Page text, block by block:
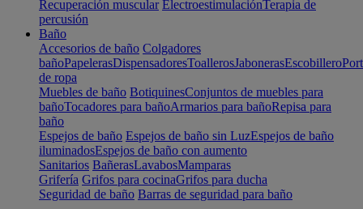
Recuperación muscular ElectroestimulaciónTerapia de
percusión
Baño
Accesorios de baño Colgadores
bañoPapelerasDispensadoresToallerosJabonerasEscobillero
de ropa
Muebles de baño BotiquinesConjuntos de muebles para
bañoTocadores para bañoArmarios para bañoRepisa para
baño
Espejos de baño Espejos de baño sin LuzEspejos de baño
iluminadosEspejos de baño con aumento
Sanitarios BañerasLavabosMamparas
Grifería Grifos para cocinaGrifos para ducha
Seguridad de baño Barras de seguridad para baño